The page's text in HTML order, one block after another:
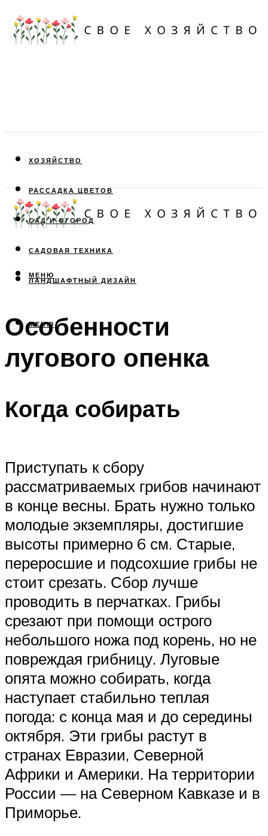
ХОЗЯЙСТВО
РАССАДКА ЦВЕТОВ
САД И ОГОРОД
САДОВАЯ ТЕХНИКА
ЛАНДШАФТНЫЙ ДИЗАЙН
МЕНЮ
МЕНЮ
Особенности
лугового опенка
Когда собирать
Приступать к сбору
рассматриваемых грибов начинают
в конце весны. Брать нужно только
молодые экземпляры, достигшие
высоты примерно 6 см. Старые,
переросшие и подсохшие грибы не
стоит срезать. Сбор лучше
проводить в перчатках. Грибы
срезают при помощи острого
небольшого ножа под корень, но не
повреждая грибницу. Луговые
опята можно собирать, когда
наступает стабильно теплая
погода: с конца мая и до середины
октября. Эти грибы растут в
странах Евразии, Северной
Африки и Америки. На территории
России — на Северном Кавказе и в
Приморье.